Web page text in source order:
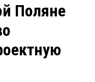
Поляне